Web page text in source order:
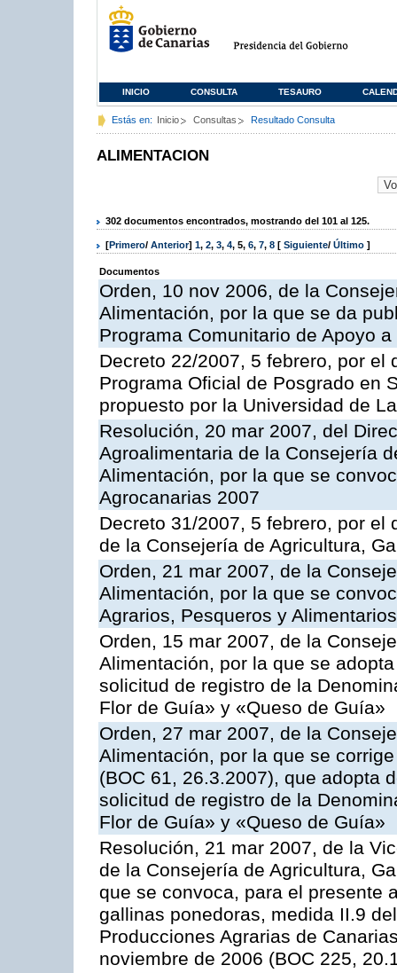
INICIO CONSULTA TESAURO
Estás en: Inicio Consultas Resultado Consulta
ALIMENTACION
302 documentos encontrados, mostrando del 101 al 125.
[Primero/ Anterior] 1, 2, 3, 4, 5, 6, 7, 8 [ Siguiente/ Último ]
Documentos
Orden, 10 nov 2006, de la
Alimentación, por la que se da
Programa Comunitario de Apoyo
Decreto 22/2007, 5 febrero, por
Programa Oficial de Posgrado en
propuesto por la Universidad de
Resolución, 20 mar 2007, del
Agroalimentaria de la Consejería
Alimentación, por la que se
Agrocanarias 2007
Decreto 31/2007, 5 febrero, por el
de la Consejería de Agricultura,
Orden, 21 mar 2007, de la
Alimentación, por la que se
Agrarios, Pesqueros y
Orden, 15 mar 2007, de la
Alimentación, por la que se
solicitud de registro de la
Flor de Guía» y «Queso de Guía»
Orden, 27 mar 2007, de la
Alimentación, por la que se
(BOC 61, 26.3.2007), que adopta
solicitud de registro de la
Flor de Guía» y «Queso de Guía»
Resolución, 21 mar 2007, de la
de la Consejería de Agricultura,
que se convoca, para el presente
gallinas ponedoras, medida II.9
Producciones Agrarias de
noviembre de 2006 (BOC 225,